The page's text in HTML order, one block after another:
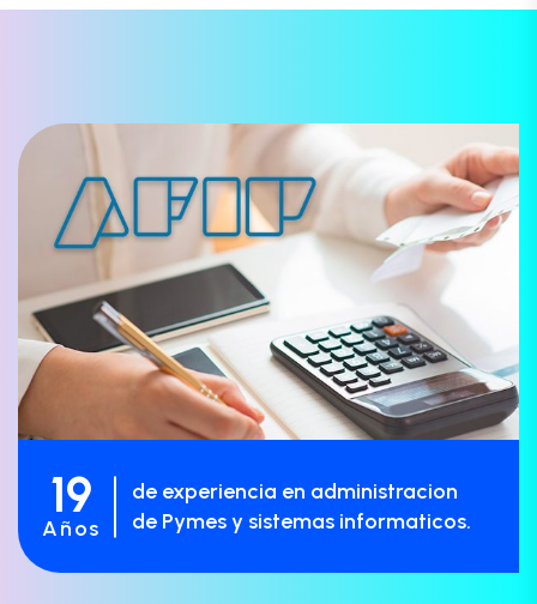
19
Años
de experiencia en administracion
de Pymes y sistemas informaticos.